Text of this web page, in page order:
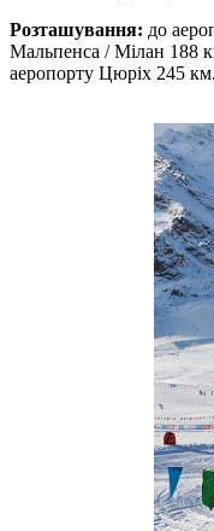
Розташування: до
Мальпенса / Мілан 188
аеропорту Цюріх 245 км.